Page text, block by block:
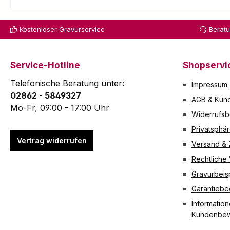
dem Etui aus
schwarzem
Technische Daten
0.6163 / 0.6203 /
0.6221.62 / 0.6223
Verschlussart
Material Leder
Farbe Schwarz
Breite 35 mm
ist Ihr
richtigen
er stets am
richtigen Ort.
Länge von
besitzt 2
grosse Ringe
Durchmesser
von jeweils
2,2cm.
Technische
Daten
Material
Durchmesser
der Ringe 2,2
Kostenloser Gravurservice
Service-Hotline
Telefonische Beratung unter:
02862 - 5849327
Mo-Fr, 09:00 - 17:00 Uhr
Vertrag widerrufen
Impressum
AGB &
Versand &
Rechtliche